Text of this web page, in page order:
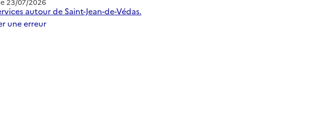
autour de Saint-Jean-de-Védas.
une erreur